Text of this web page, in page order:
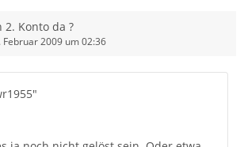
2. Konto da ?
Februar 2009 um 02:36